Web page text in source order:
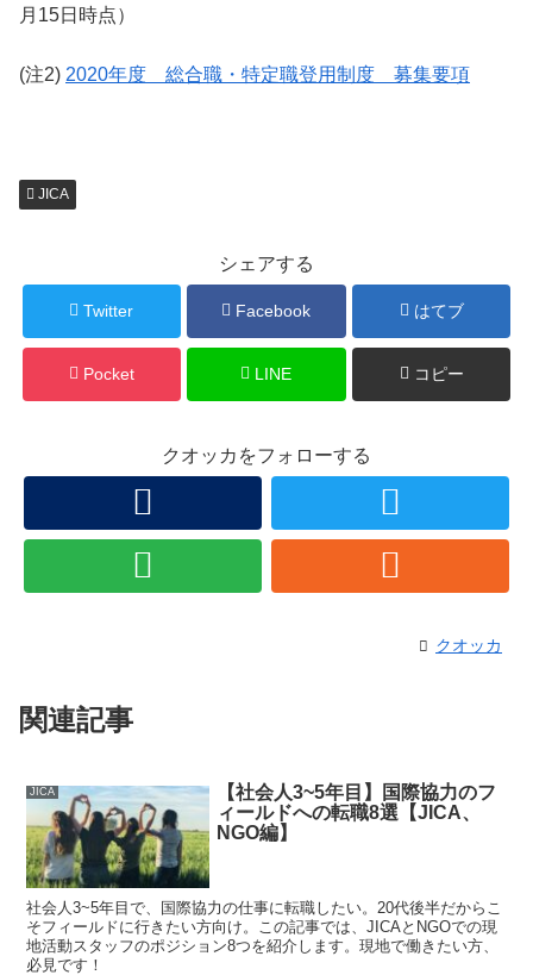
月15日時点）
(注2) 2020年度 総合職・特定職登用制度 募集要項
JICA
シェアする
Twitter Facebook はてブ
Pocket LINE コピー
クオッカをフォローする
クオッカ
関連記事
JICA
【社会人3~5年目】国際協力のフ
ィールドへの転職8選【JICA、
NGO編】
社会人3~5年目で、国際協力の仕事に転職したい。20代後半だからこ
そフィールドに行きたい方向け。この記事では、JICAとNGOでの現
地活動スタッフのポジション8つを紹介します。現地で働きたい方、
必見です！